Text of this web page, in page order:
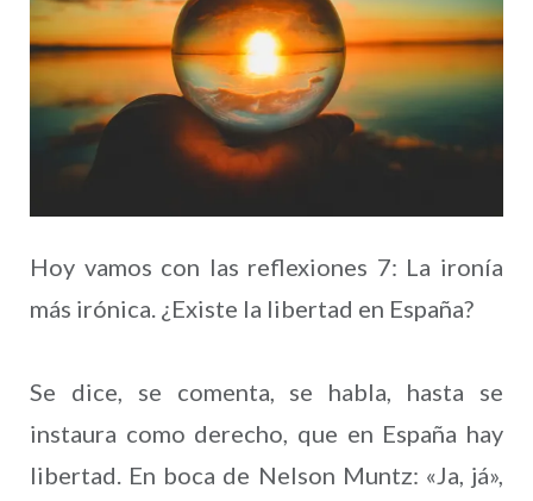
Hoy vamos con las reflexiones 7: La ironía
más irónica. ¿Existe la libertad en España?
Se dice, se comenta, se habla, hasta se
instaura como derecho, que en España hay
libertad. En boca de Nelson Muntz: «Ja, já»,